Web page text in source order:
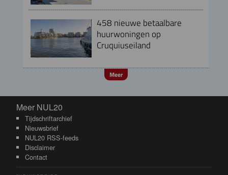
458 nieuwe betaalbare
huurwoningen op
Cruquiuseiland
Meer
Meer NUL20
Meer NUL20
Tijdschriftarchief
Nieuwsbrief
NUL20 RSS-feeds
Disclaimer
Contact